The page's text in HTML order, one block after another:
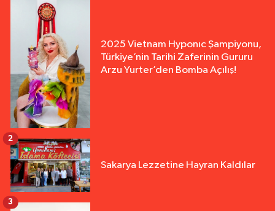
2025 Vietnam Hyponıc Şampiyonu,
Türkiye’nin Tarihi Zaferinin Gururu
Arzu Yurter’den Bomba Açılış!
Sakarya Lezzetine Hayran Kaldılar
2
3